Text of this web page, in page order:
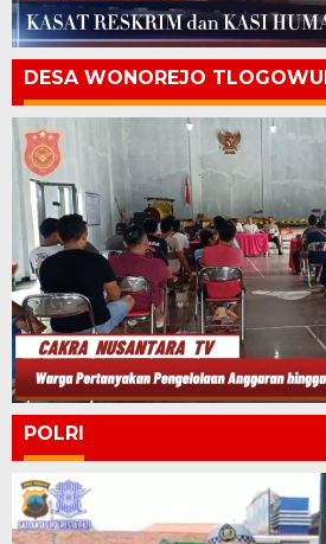
DESA WONOREJO
POLRI